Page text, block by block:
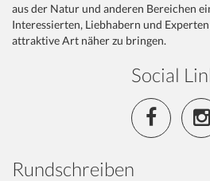
aus der Natur und anderen Bereichen
Interessierten, Liebhabern und
attraktive Art näher zu bringen.
Social
Rundschreiben